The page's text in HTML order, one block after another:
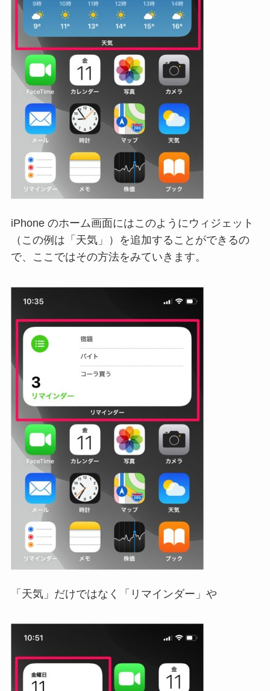
iPhone のホーム画面にはこのようにウィジェット
（この例は「天気」）を追加することができるの
で、ここではその方法をみていきます。
「天気」だけではなく「リマインダー」や